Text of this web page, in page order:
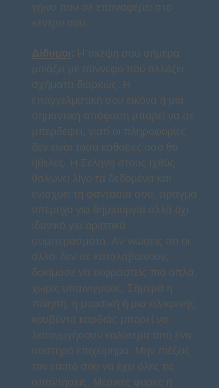
γήινο που σε επαναφέρει στο
κέντρο σου.
Δίδυμοι: Η σκέψη σου σήμερα
μοιάζει με σύννεφο που αλλάζει
σχήματα διαρκώς. Η
επαγγελματική σου εικόνα ή μια
σημαντική απόφαση μπορεί να σε
μπερδέψει, γιατί οι πληροφορίες
δεν είναι τόσο καθαρές όσο θα
ήθελες. Η Σελήνη στους Ιχθύς
θολώνει λίγο τα δεδομένα και
ενισχύει τη φαντασία σου, πράγμα
υπέροχο για δημιουργία αλλά όχι
ιδανικό για οριστικά
συμπεράσματα. Αν νιώσεις ότι οι
άλλοι δεν σε καταλαβαίνουν,
δοκίμασε να εκφραστείς πιο απλά,
χωρίς υπαινιγμούς. Σήμερα η
ποίηση, η μουσική ή μια ειλικρινής
κουβέντα καρδιάς μπορεί να
λειτουργήσουν καλύτερα από ένα
αυστηρό επιχείρημα. Μην πιέζεις
τον εαυτό σου να έχει όλες τις
απαντήσεις. Μερικές φορές η